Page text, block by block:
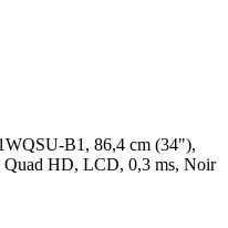
B1, 86,4 cm (34"),
Quad HD, LCD, 0,3 ms, Noir